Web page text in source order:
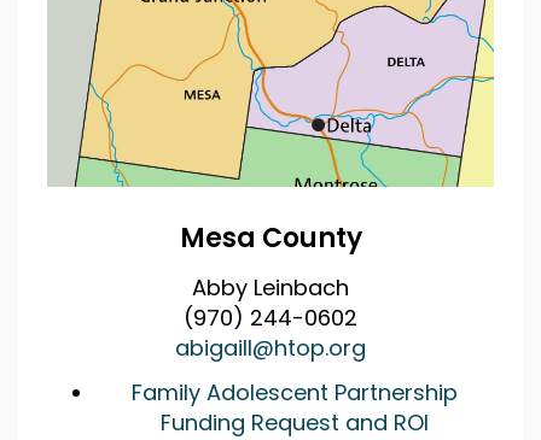
Mesa County
Abby Leinbach
(970) 244-0602
abigaill@htop.org
Family Adolescent Partnership
Funding Request and ROI